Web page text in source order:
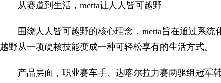
从赛道到生活，metta让人人皆可越野
围绕人人皆可越野的核心理念，metta旨在通过系
越野从一项硬核技能变成一种可轻松享有的生活方式。
产品层面，职业赛车手、达喀尔拉力赛两驱组冠军